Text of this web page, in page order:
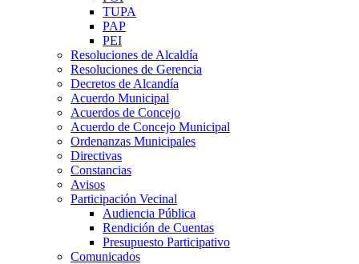
TUPA
PAP
PEI
Resoluciones de Alcaldía
Resoluciones de Gerencia
Decretos de Alcandía
Acuerdo Municipal
Acuerdos de Concejo
Acuerdo de Concejo Municipal
Ordenanzas Municipales
Directivas
Constancias
Avisos
Participación Vecinal
Audiencia Pública
Rendición de Cuentas
Presupuesto Participativo
Comunicados